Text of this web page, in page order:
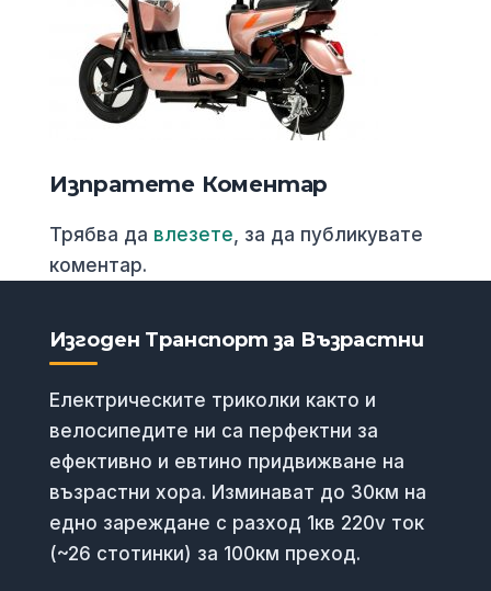
Изпратете Коментар
Трябва да влезете, за да публикувате
коментар.
Изгоден Транспорт за Възрастни
Електрическите триколки както и
велосипедите ни са перфектни за
ефективно и евтино придвижване на
възрастни хора. Изминават до 30км на
едно зареждане с разход 1кв 220v ток
(~26 стотинки) за 100км преход.